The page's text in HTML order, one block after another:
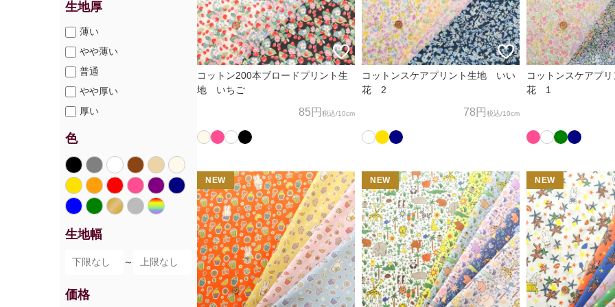
生地厚
薄い
やや薄い
普通
やや厚い
厚い
色
生地幅
～
価格
コットン200本ブロードプリント生
地 いちご
85円 税込/10cm
コットンスケアプリント生地 いい
花 2
78円 税込/10cm
コットンスケアプ
花 1
NEW NEW NEW